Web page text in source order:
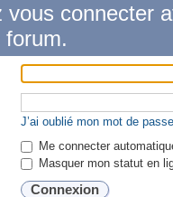
vous connecter
forum.
J’ai oublié mon mot de passe
Me connecter
Masquer mon statut en